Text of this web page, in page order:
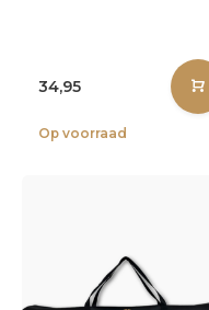
34,95
Op voorraad